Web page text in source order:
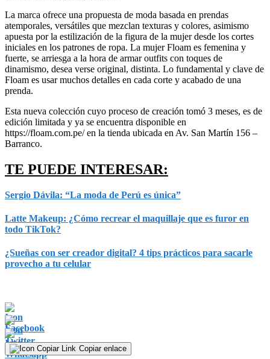
La marca ofrece una propuesta de moda basada en prendas
atemporales, versátiles que mezclan texturas y colores, asimismo
apuesta por la estilización de la figura de la mujer desde los cortes
iniciales en los patrones de ropa. La mujer Floam es femenina y
fuerte, se arriesga a la hora de armar outfits con toques de
dinamismo, desea verse original, distinta. Lo fundamental y clave de
Floam es usar muchos detalles en cada corte y acabado de una
prenda.
Esta nueva colección cuyo proceso de creación tomó 3 meses, es de
edición limitada y ya se encuentra disponible en
https://floam.com.pe/ en la tienda ubicada en Av. San Martín 156 –
Barranco.
TE PUEDE INTERESAR:
Sergio Dávila: “La moda de Perú es única”
Latte Makeup: ¿Cómo recrear el maquillaje que es furor en
todo TikTok?
¿Sueñas con ser creador digital? 4 tips prácticos para sacarle
provecho a tu celular
Copiar enlace